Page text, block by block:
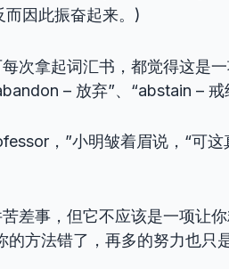
因此振奋起来。)
次拿起词汇书，都觉得这是
– 放弃”、“abstain – 戒
，”小明皱着眉说，“可这
差事，但它不应该是一项让
的方法错了，再多的努力也只